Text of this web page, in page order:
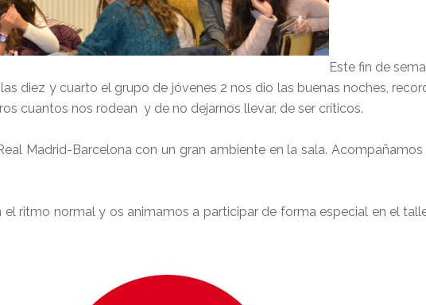
Este fin de
diez y cuarto el grupo de jóvenes 2 nos dio las buenas noches,
cuantos nos rodean y de no dejarnos llevar, de ser críticos.
Madrid-Barcelona con un gran ambiente en la sala.
ritmo normal y os animamos a participar de forma especial en el